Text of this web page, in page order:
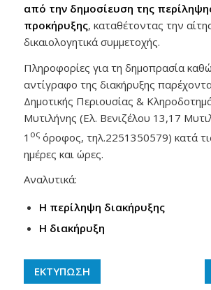
από την δημοσίευση της
προκήρυξης, καταθέτοντας την
δικαιολογητικά συμμετοχής.
Πληροφορίες για τη δημοπρασία
αντίγραφο της διακήρυξης
Δημοτικής Περιουσίας &
Μυτιλήνης (Ελ. Βενιζέλου 13,17
1 οςόροφος, τηλ.2251350579) κατά
ημέρες και ώρες.
Αναλυτικά:
Η περίληψη διακήρυξης
Η διακήρυξη
ΕΚΤΥΠΩΣΗ